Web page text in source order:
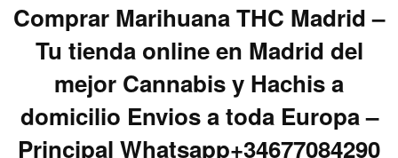
Comprar Marihuana THC Madrid –
Tu tienda online en Madrid del
mejor Cannabis y Hachis a
domicilio Envios a toda Europa –
Principal Whatsapp+34677084290